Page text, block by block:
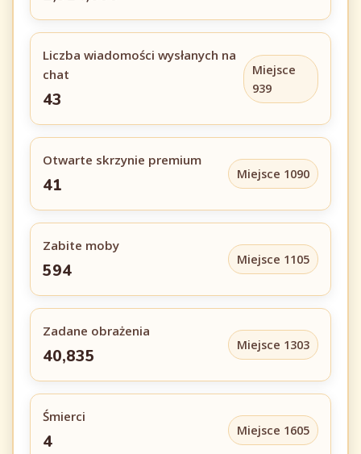
Liczba wiadomości wysłanych na
chat
43
Miejsce
939
Otwarte skrzynie premium
41
Miejsce 1090
Zabite moby
594
Miejsce 1105
Zadane obrażenia
40,835
Miejsce 1303
Śmierci
4
Miejsce 1605